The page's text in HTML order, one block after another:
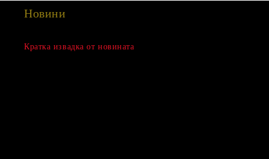
Новини
Кратка извадка от новината